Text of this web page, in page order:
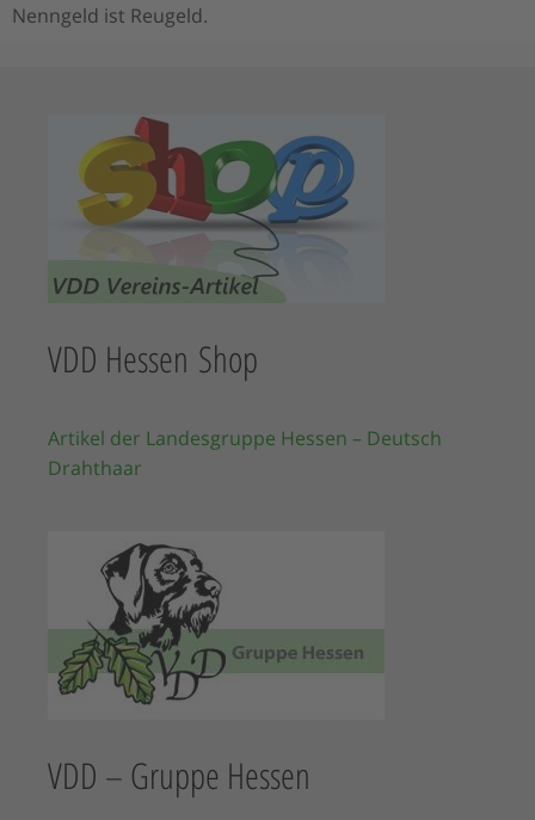
Nenngeld ist Reugeld.
VDD Hessen Shop
Artikel der Landesgruppe Hessen – Deutsch
Drahthaar
VDD – Gruppe Hessen